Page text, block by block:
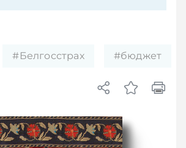
#Белгосстрах #бюджет